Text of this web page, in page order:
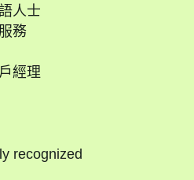
人士
務
經理
recognized